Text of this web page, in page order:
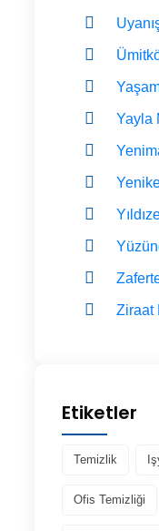
Yayla
Ziraat
Etiketler
Temizlik
Ofis Temizliği